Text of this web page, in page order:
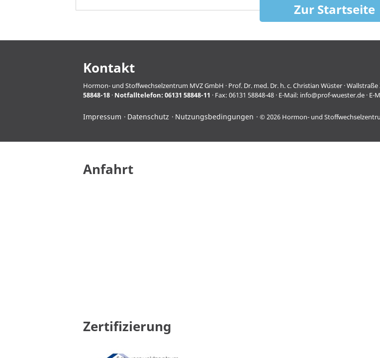
Zur Startseite
Kontakt
Hormon- und Stoffwechselzentrum MVZ GmbH · Prof. Dr. med. Dr. h. c. Christian Wüster · Wallstraße
58848-18 · Notfalltelefon: 06131 58848-11 · Fax: 06131 58848-48 · E-Mail: info@prof-wuester.de · E-
Impressum Datenschutz Nutzungsbedingungen © 2026 Hormon- und
Anfahrt
Zertifizierung